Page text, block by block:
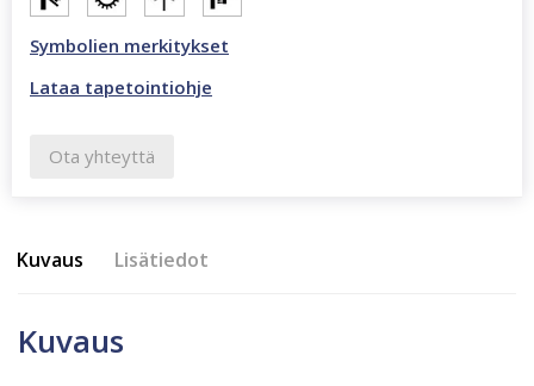
Symbolien merkitykset
Lataa tapetointiohje
Ota yhteyttä
Kuvaus Lisätiedot
Kuvaus